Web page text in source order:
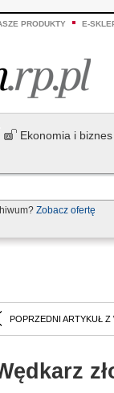
PRODUKTY E-
Ekonomia i biznes
Zobacz ofertę
POPRZEDNI ARTYKUŁ Z